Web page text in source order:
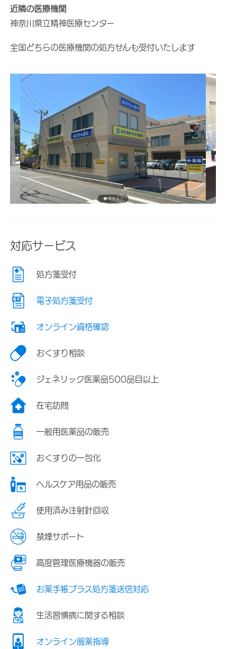
近隣の医療機関
神奈川県立精神医療センター
全国どちらの医療機関の処方せんも受付いたします
対応サービス
処方箋受付
電子処方箋受付
オンライン資格確認
おくすり相談
ジェネリック医薬品500品目以上
在宅訪問
一般用医薬品の販売
おくすりの一包化
ヘルスケア用品の販売
使用済み注射針回収
禁煙サポート
高度管理医療機器の販売
お薬手帳プラス処方箋送信対応
生活習慣病に関する相談
オンライン服薬指導